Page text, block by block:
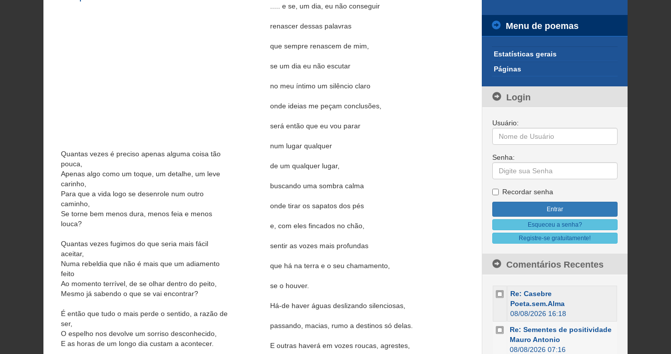
Quantas vezes é preciso apenas alguma coisa tão
pouca,
Apenas algo como um toque, um detalhe, um leve
carinho,
Para que a vida logo se desenrole num outro
caminho,
Se torne bem menos dura, menos feia e menos
louca?
Quantas vezes fugimos do que seria mais fácil
aceitar,
Numa rebeldia que não é mais que um adiamento
feito
Ao momento terrível, de se olhar dentro do peito,
Mesmo já sabendo o que se vai encontrar?
É então que tudo o mais perde o sentido, a razão de
ser,
O espelho nos devolve um sorriso desconhecido,
E as horas de um longo dia custam a acontecer.
..... e se, um dia, eu não conseguir
renascer dessas palavras
que sempre renascem de mim,
se um dia eu não escutar
no meu íntimo um silêncio claro
onde ideias me peçam conclusões,
será então que eu vou parar
num lugar qualquer
de um qualquer lugar,
buscando uma sombra calma
onde tirar os sapatos dos pés
e, com eles fincados no chão,
sentir as vozes mais profundas
que há na terra e o seu chamamento,
se o houver.
Há-de haver águas deslizando silenciosas,
passando, macias, rumo a destinos só delas.
E outras haverá em vozes roucas, agrestes,
Menu de poemas
Estatísticas gerais
Páginas
Login
Usuário:
Senha:
Recordar senha
Esqueceu a senha?
Registre-se gratuitamente!
Comentários Recentes
Re: Casebre
Poeta.sem.Alma
08/08/2026 16:18
Re: Sementes de positividade
Mauro Antonio
08/08/2026 07:16